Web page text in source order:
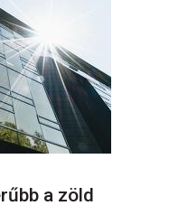
a zöld